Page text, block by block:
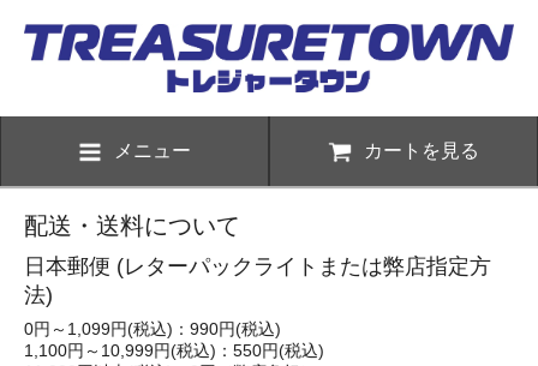
メニュー カートを見る
配送・送料について
日本郵便 (レターパックライトまたは弊店指定方
法)
0円～1,099円(税込)：990円(税込)
1,100円～10,999円(税込)：550円(税込)